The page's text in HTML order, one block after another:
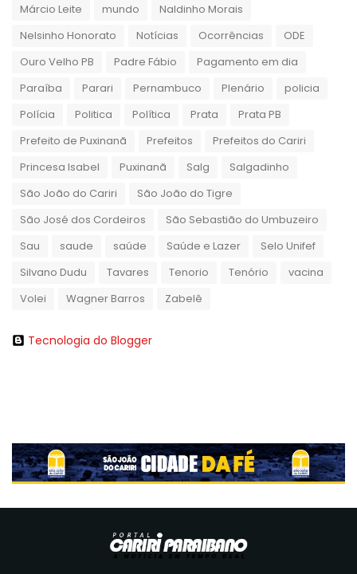
Márcio Leite
mundo
Naldinho Morais
Nelsinho Honorato
Notícias Ocorrências
ODE
Ouro Velho PB
Padre Fábio
Pagamento em dia
Paraíba
Parari Pernambuco Plenário
policia
Polícia
Politica Política Prata
Prata PB
Prefeito de Puxinanã
Prefeitos
Prefeitos do Cariri
Princesa Isabel
Puxinanã Salg
Salgadinho
São João do Cariri
São João do Tigre
São José dos Cordeiros
São Sebastião do Umbuzeiro
Sau
saude saúde Saúde e Lazer
Selo Unifef
Silvano Dudu
Tavares Tenorio Tenório
vacina
Volei
Wagner Barros Zabelê
Tecnologia do Blogger